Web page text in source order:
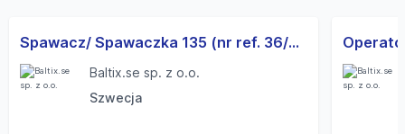
Spawacz/ Spawaczka 135 (nr ref. 36/S/2026) Szwecja (k/m)
Baltix.se sp. z o.o.
Szwecja